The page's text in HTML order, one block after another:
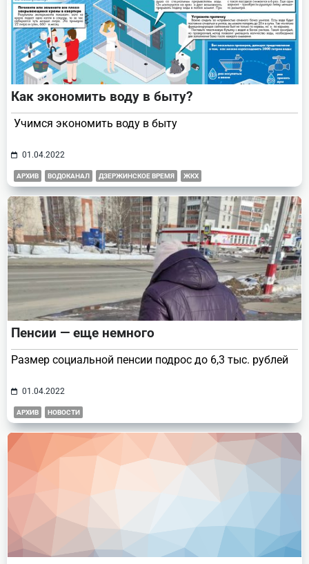
Как экономить воду в быту?
Учимся экономить воду в быту
01.04.2022
АРХИВ ВОДОКАНАЛ ДЗЕРЖИНСКОЕ ВРЕМЯ ЖКХ
Пенсии — еще немного
Размер социальной пенсии подрос до 6,3 тыс. рублей
01.04.2022
АРХИВ НОВОСТИ